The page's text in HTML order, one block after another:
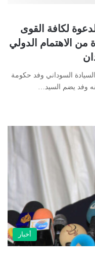
لكافة القوى
من الاهتمام الدولي
السوداني وفد حكومة
وفد يضم السيد…
أخبار